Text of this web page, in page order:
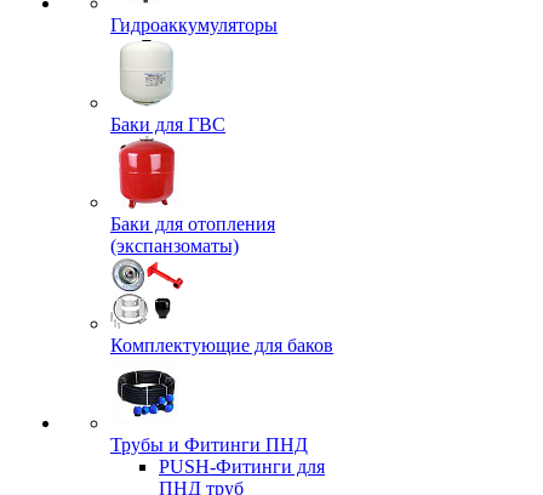
Гидроаккумуляторы
Баки для ГВС
Баки для отопления
(экспанзоматы)
Комплектующие для баков
Трубы и Фитинги ПНД
PUSH-Фитинги для
ПНД труб